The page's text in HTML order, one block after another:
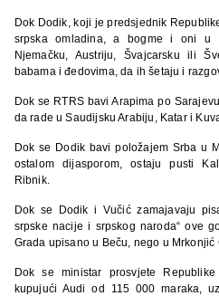
Dok Dodik, koji je predsjednik
srpska omladina, a bogme i oni u
Njemačku, Austriju, Švajcarsku ili
babama i đedovima, da ih šetaju i
Dok se RTRS bavi Arapima po
da rade u Saudijsku Arabiju, Katar i
Dok se Dodik bavi položajem Srba u
ostalom dijasporom, ostaju pusti
Ribnik.
Dok se Dodik i Vučić zamajavaju
srpske nacije i srpskog naroda“ ove
Grada upisano u Beču, nego u Mrkonjić
Dok se ministar prosvjete
kupujući Audi od 115 000 maraka,